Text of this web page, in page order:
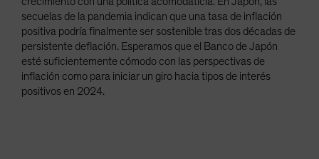
secuelas de la pandemia indican que una tasa de inflación
positiva podría finalmente ser sostenible tras dos décadas de
persistente deflación. Esperamos que el Banco de Japón
esté suficientemente cómodo con las perspectivas de
inflación como para iniciar un giro hacia tipos de interés
positivos en 2024.